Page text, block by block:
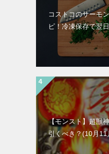
コストコのサーモ
ピ！冷凍保存で翌
【モンスト】超獣
引くべき？(10月11